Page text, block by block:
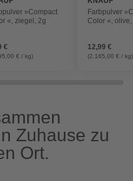
»Compact
«, ziegel, 2g
€
€ / kg)
Farbpulver
Color «,
12,99 €
(2.165,00 € / kg)
Zuhause zu
Ort.